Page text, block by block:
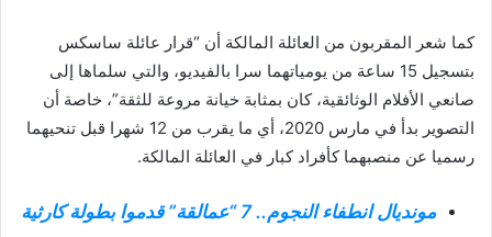
كما شعر المقربون من العائلة المالكة أن “قرار عائلة ساسكس
بتسجيل 15 ساعة من يومياتهما سرا بالفيديو، والتي سلماها إلى
صانعي الأفلام الوثائقية، كان بمثابة خيانة مروعة للثقة”، خاصة أن
التصوير بدأ في مارس 2020، أي ما يقرب من 12 شهرا قبل تنحيهما
رسميا عن منصبهما كأفراد كبار في العائلة المالكة.
مونديال انطفاء النجوم.. 7 “عمالقة” قدموا بطولة كارثية